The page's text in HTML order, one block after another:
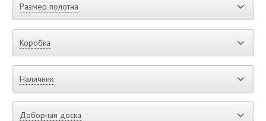
Размер полотна
Коробка
Наличник
Доборная доска